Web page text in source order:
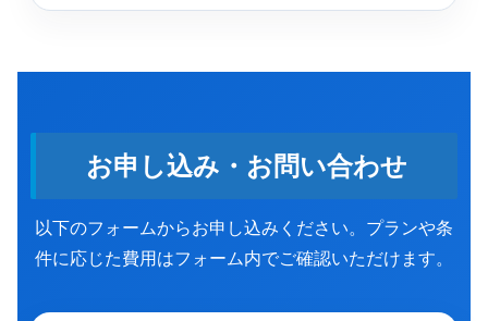
お申し込み・お問い合わせ
以下のフォームからお申し込みください。プランや条
件に応じた費用はフォーム内でご確認いただけます。